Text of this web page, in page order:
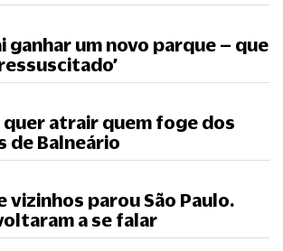
ganhar um novo parque – que
quer atrair quem foge dos
de Balneário
vizinhos parou São Paulo.
a se falar